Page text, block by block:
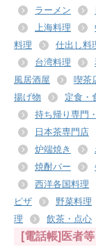
ラーメン
上海料理
料理
仕出し料
台湾料理
風居酒屋
喫茶
揚げ物
定食・
持ち帰り専門
日本茶専門店
炉端焼き
焼酎バー
西洋各国料理
ピザ
野菜料理
理
飲茶・点心
[電話帳]医者等